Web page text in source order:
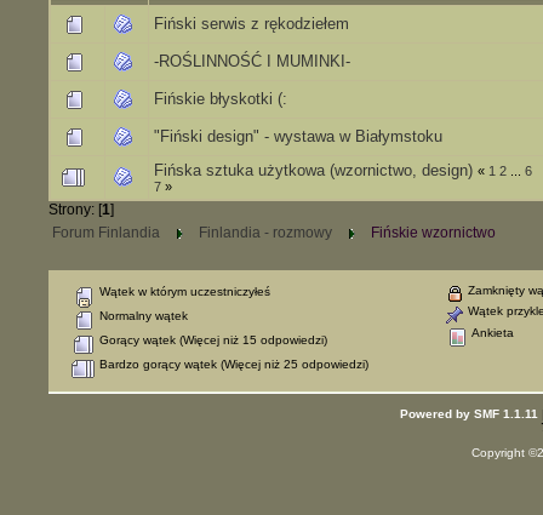
Fiński serwis z rękodziełem
-ROŚLINNOŚĆ I MUMINKI-
Fińskie błyskotki (:
"Fiński design" - wystawa w Białymstoku
Fińska sztuka użytkowa (wzornictwo, design) « 1 2
6
7 »
Strony: [1]
Forum Finlandia Finlandia - rozmowy Fińskie wzornictwo
Wątek w którym uczestniczyłeś
Normalny wątek
Gorący wątek (Więcej niż 15 odpowiedzi)
Bardzo gorący wątek (Więcej niż 25 odpowiedzi)
Zamknięty
Wątek
Ankieta
Powered by SMF 1.1.11
Copyright